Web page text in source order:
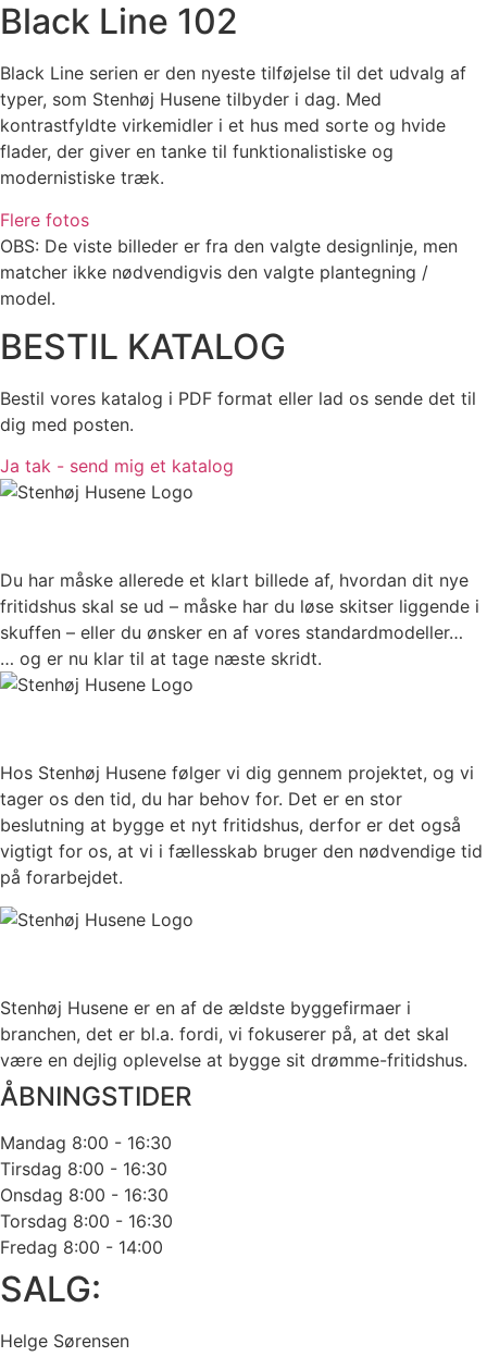
Black Line 102
Black Line serien er den nyeste tilføjelse til det udvalg af
typer, som Stenhøj Husene tilbyder i dag. Med
kontrastfyldte virkemidler i et hus med sorte og hvide
flader, der giver en tanke til funktionalistiske og
modernistiske træk.
Flere fotos
OBS: De viste billeder er fra den valgte designlinje, men
matcher ikke nødvendigvis den valgte plantegning /
model.
BESTIL KATALOG
Bestil vores katalog i PDF format eller lad os sende det til
dig med posten.
Ja tak - send mig et katalog
Du har måske allerede et klart billede af, hvordan dit nye
fritidshus skal se ud – måske har du løse skitser liggende i
skuffen – eller du ønsker en af vores standardmodeller…
… og er nu klar til at tage næste skridt.
Hos Stenhøj Husene følger vi dig gennem projektet, og vi
tager os den tid, du har behov for. Det er en stor
beslutning at bygge et nyt fritidshus, derfor er det også
vigtigt for os, at vi i fællesskab bruger den nødvendige tid
på forarbejdet.
Stenhøj Husene er en af de ældste byggefirmaer i
branchen, det er bl.a. fordi, vi fokuserer på, at det skal
være en dejlig oplevelse at bygge sit drømme-fritidshus.
ÅBNINGSTIDER
Mandag 8:00 - 16:30
Tirsdag 8:00 - 16:30
Onsdag 8:00 - 16:30
Torsdag 8:00 - 16:30
Fredag 8:00 - 14:00
SALG:
Helge Sørensen